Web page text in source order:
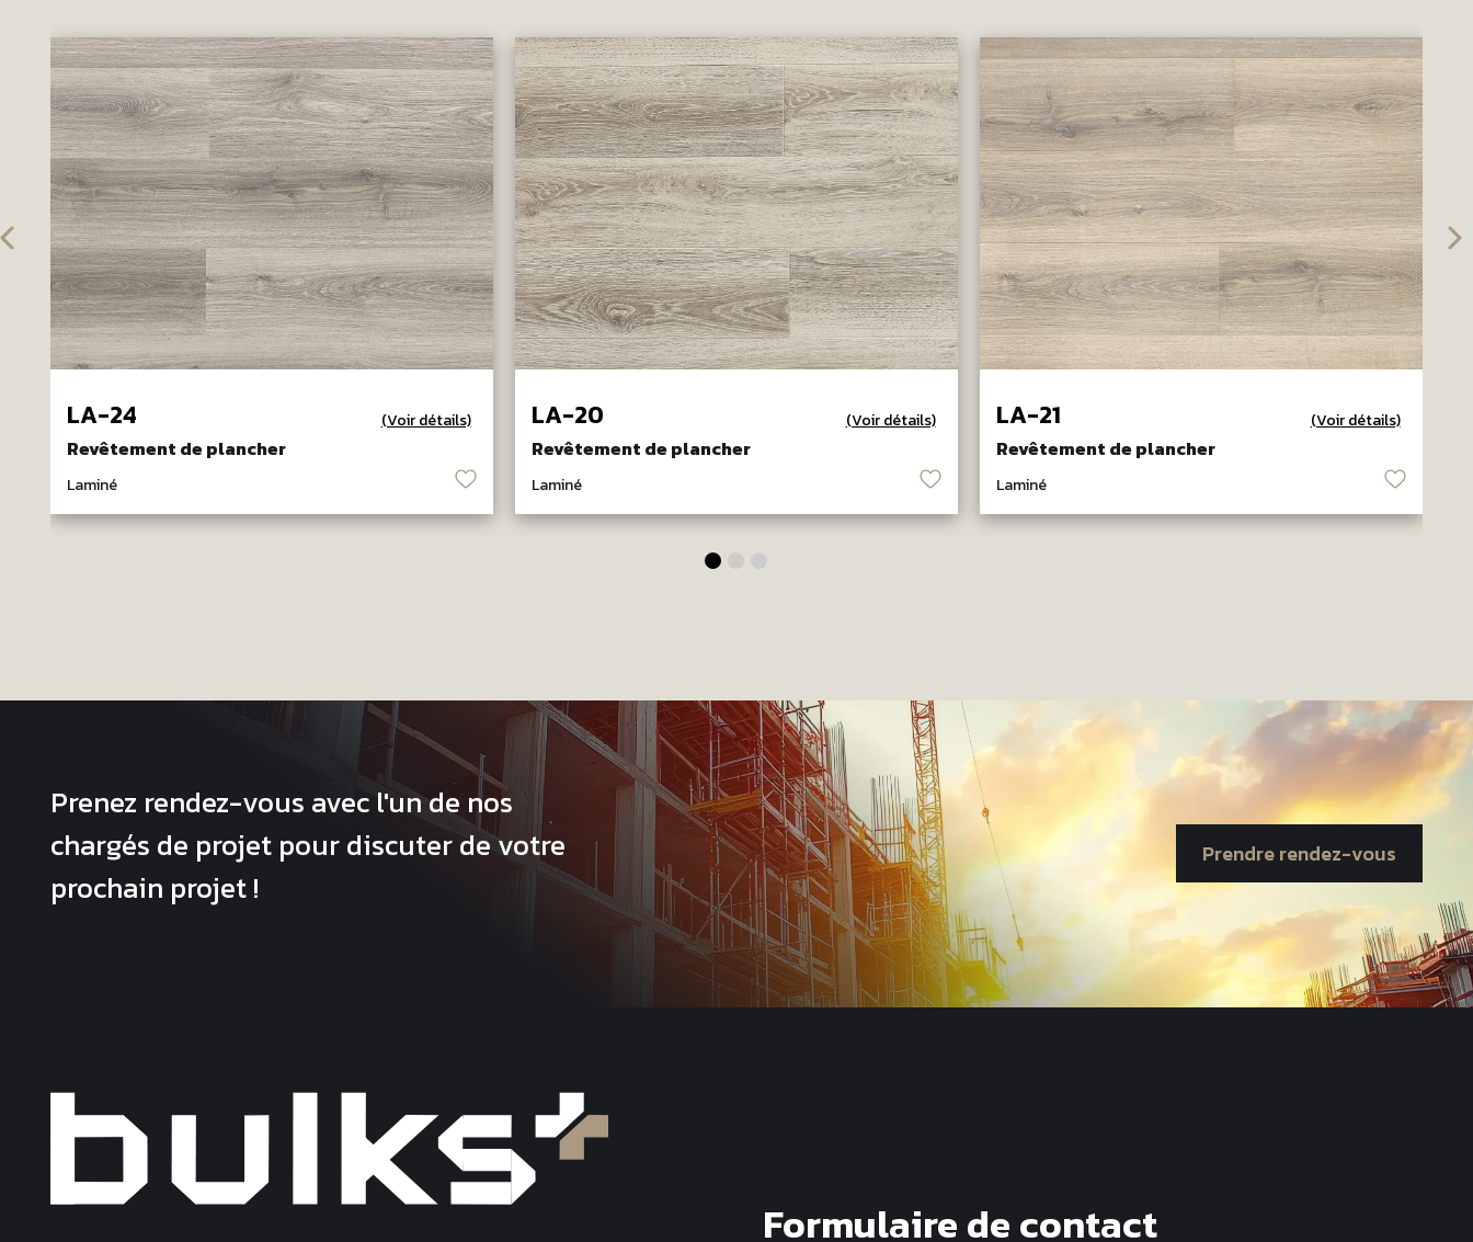
LA-24 (Voir détails)
Revêtement de plancher
Laminé ♡
LA-20 (Voir détails)
Revêtement de plancher
Laminé ♡
LA-21 (Voir détails)
Revêtement de plancher
Laminé ♡
Prenez rendez-vous avec l'un de nos
chargés de projet pour discuter de votre
prochain projet !
Prendre rendez-vous
Formulaire de contact